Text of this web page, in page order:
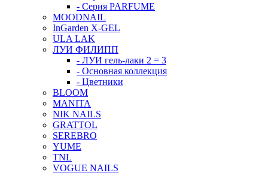
- Серия PARFUME
MOODNAIL
InGarden X-GEL
ULA LAK
ЛУИ ФИЛИПП
- ЛУИ гель-лаки 2 = 3
- Основная коллекция
- Цветники
BLOOM
MANITA
NIK NAILS
GRATTOL
SEREBRO
YUME
TNL
VOGUE NAILS